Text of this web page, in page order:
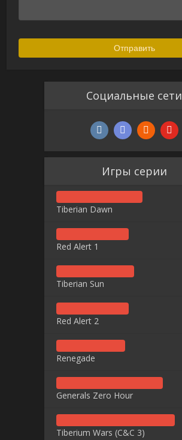
Социальные сети
Игры серии
Tiberian Dawn
Red Alert 1
Tiberian Sun
Red Alert 2
Renegade
Generals Zero Hour
Tiberium Wars (C&C 3)